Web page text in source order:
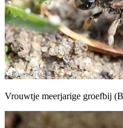
Vrouwtje meerjarige groefbij